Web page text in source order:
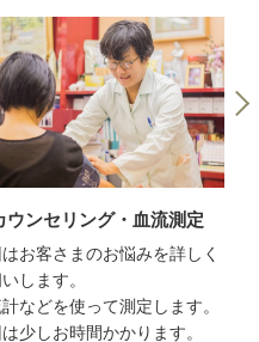
ウンセリング・血流測定
お客さまのお悩みを詳しく
します。
などを使って測定します。
少しお時間かかります。